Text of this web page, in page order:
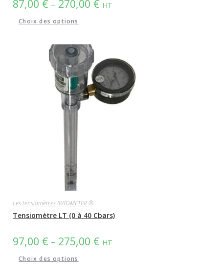
87,00 € – 270,00 € HT
Choix des options
Les tensiomètres IRROMETER ®
Tensiomètre LT (0 à 40 Cbars)
97,00 € – 275,00 € HT
Choix des options